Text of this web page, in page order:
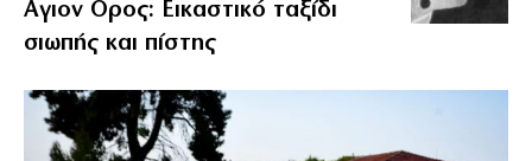
Αγιον Ορος: Εικαστικό ταξίδι
σιωπής και πίστης